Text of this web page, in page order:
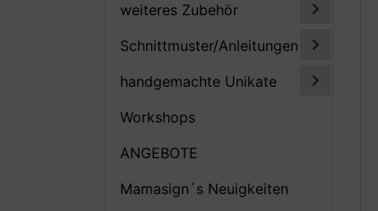
weiteres Zubehör
Schnittmuster/Anleitungen
handgemachte Unikate
Workshops
ANGEBOTE
Mamasign´s Neuigkeiten